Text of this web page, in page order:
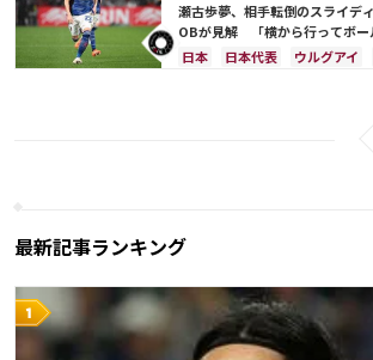
瀬古歩夢、相手転倒のスライデ
OBが見解 「横から行ってボー
ば…」
日本 日本代表 ウルグアイ
最新記事ランキング